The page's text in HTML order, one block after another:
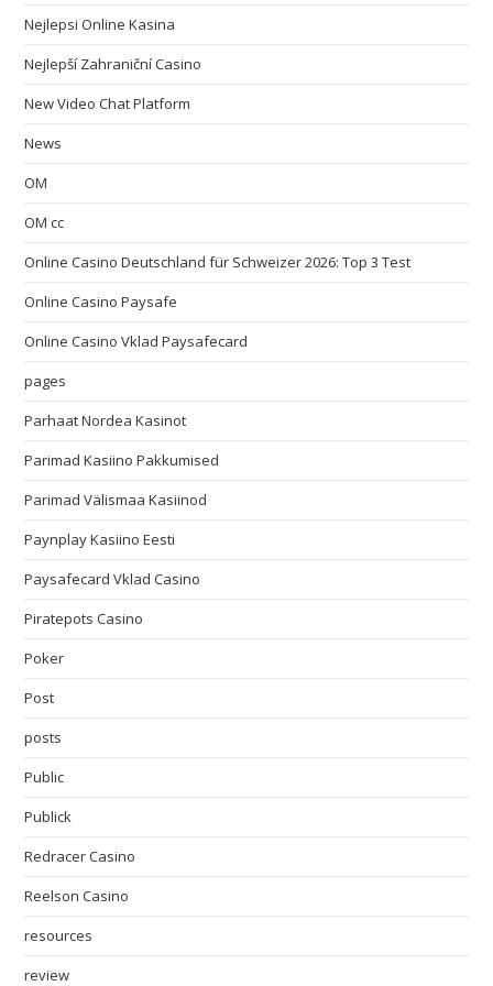
Nejlepsi Online Kasina
Nejlepší Zahraniční Casino
New Video Chat Platform
News
OM
OM cc
Online Casino Deutschland für Schweizer 2026: Top 3 Test
Online Casino Paysafe
Online Casino Vklad Paysafecard
pages
Parhaat Nordea Kasinot
Parimad Kasiino Pakkumised
Parimad Välismaa Kasiinod
Paynplay Kasiino Eesti
Paysafecard Vklad Casino
Piratepots Casino
Poker
Post
posts
Public
Publick
Redracer Casino
Reelson Casino
resources
review